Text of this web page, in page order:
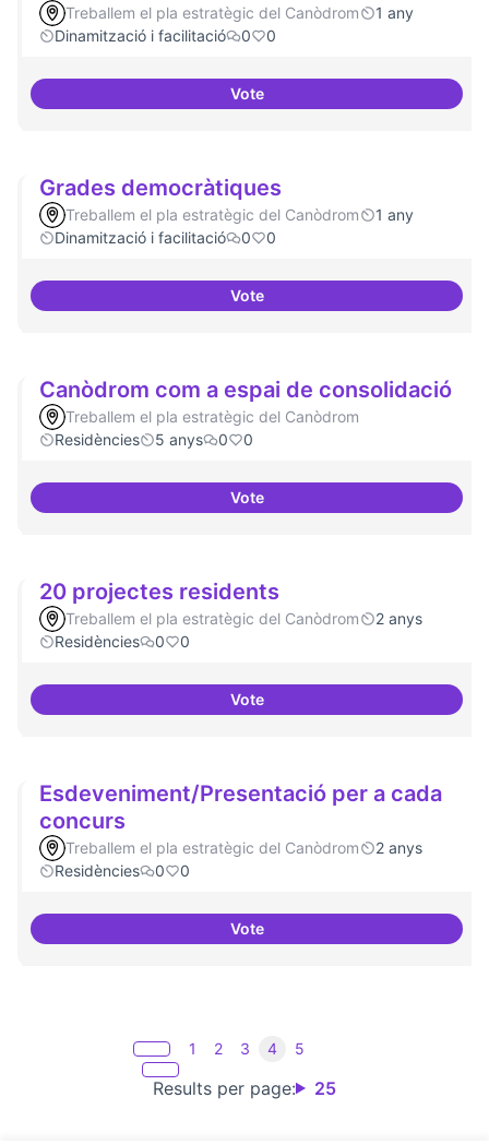
Treballem el pla estratègic del Canòdrom
1 any
Dinamització i facilitació
0 0
VoteSuport a projectes digitals i
Grades democràtiques
Treballem el pla estratègic del Canòdrom
1 any
Dinamització i facilitació
0 0
VoteGrades democràtiques
Canòdrom com a espai de consolidació
Treballem el pla estratègic del Canòdrom
Residències
5 anys 0 0
VoteCanòdrom com a espai de
20 projectes residents
Treballem el pla estratègic del Canòdrom
2 anys
Residències
0 0
Vote20 projectes residents
Esdeveniment/Presentació per a cada
concurs
Treballem el pla estratègic del Canòdrom
2 anys
Residències
0 0
VoteEsdeveniment/Presentació per
Results per page: 25
1 2 3 4 5